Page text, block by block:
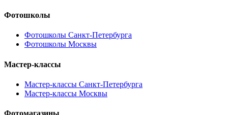
Фотошколы
Фотошколы Санкт-Петербурга
Фотошколы Москвы
Мастер-классы
Мастер-классы Санкт-Петербурга
Мастер-классы Москвы